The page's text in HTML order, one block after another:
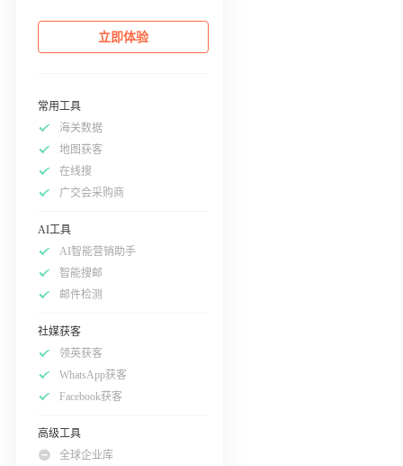
立即体验
常用工具
海关数据
地图获客
在线搜
广交会采购商
AI工具
AI智能营销助手
智能搜邮
邮件检测
社媒获客
领英获客
WhatsApp获客
Facebook获客
高级工具
全球企业库